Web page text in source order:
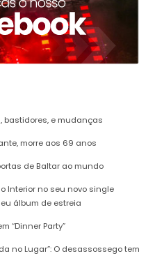
bastidores, e mudanças
morre aos 69 anos
de Baltar ao mundo
Interior no seu novo single
álbum de estreia
“Dinner Party”
no Lugar”: O desassossego tem